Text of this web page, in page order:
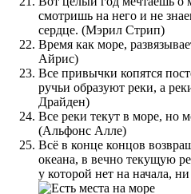
смотришь на него и не
сердце. (Мэрил Стрип)
Время как море,
Айрис)
Все привычки копятся
ручьи образуют реки, а
Драйден)
Все реки текут в море, но
(Альфонс Алле)
Всё в конце концов
океана, в вечно текущую
у которой нет на начала,